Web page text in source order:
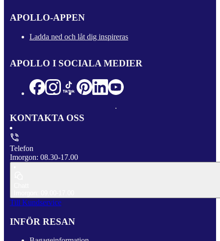
APOLLO-APPEN
Ladda ned och låt dig inspireras
APOLLO I SOCIALA MEDIER
KONTAKTA OSS
Telefon
Imorgon: 08.30-17.00
Till Kundservice
INFÖR RESAN